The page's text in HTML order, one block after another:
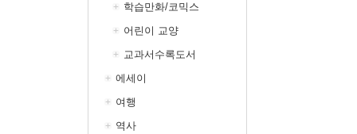
학습만화/코믹스
어린이 교양
교과서수록도서
에세이
여행
역사